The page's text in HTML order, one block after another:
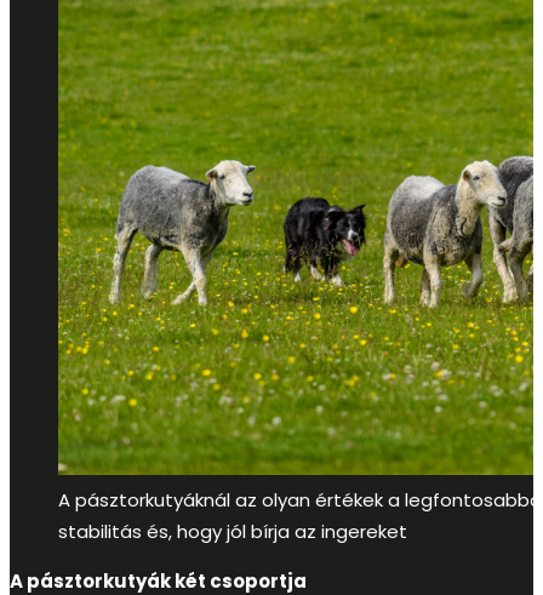
A pásztorkutyáknál az olyan értékek a
stabilitás és, hogy jól bírja az ingereket
A pásztorkutyák két csoportja